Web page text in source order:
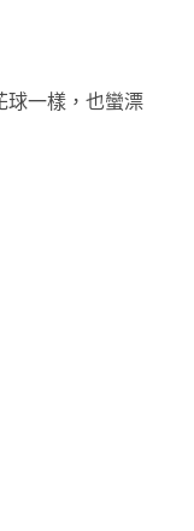
球一樣，也蠻漂